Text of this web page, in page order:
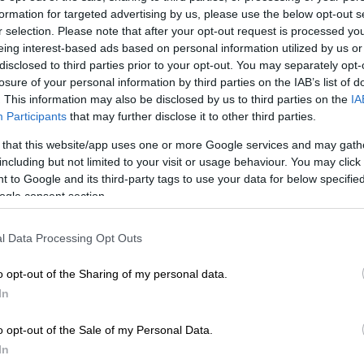
for targeted advertising by us, please use the below opt-out
selection. Please note that after your opt-out request is processed
interest-based ads based on personal information utilized by us
to third parties prior to your opt-out. You may separately
of your personal information by third parties on the IAB’s list of
This information may also be disclosed by us to third parties on the
Participants that may further disclose it to other third parties.
that this website/app uses one or more Google services and may
but not limited to your visit or usage behaviour. You may
to Google and its third-party tags to use your data for below
consent section.
Data Processing Opt Outs
opt-out of the Sharing of my personal data.
opt-out of the Sale of my Personal Data.
το ΕΘΝΟΣ στη Google
οι
με τους μαθητές να εξετάζονται στα
αυτά: